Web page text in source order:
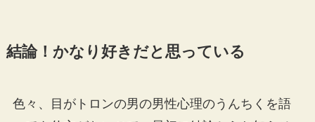
結論！かなり好きだと思っている
色々、目がトロンの男の男性心理のうんちくを語